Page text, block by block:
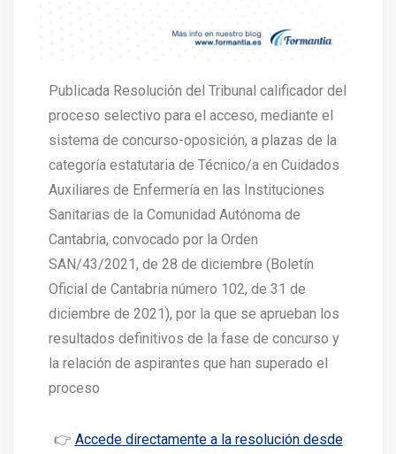
Publicada Resolución del Tribunal calificador del
proceso selectivo para el acceso, mediante el
sistema de concurso-oposición, a plazas de la
categoría estatutaria de Técnico/a en Cuidados
Auxiliares de Enfermería en las Instituciones
Sanitarias de la Comunidad Autónoma de
Cantabria, convocado por la Orden
SAN/43/2021, de 28 de diciembre (Boletín
Oficial de Cantabria número 102, de 31 de
diciembre de 2021), por la que se aprueban los
resultados definitivos de la fase de concurso y
la relación de aspirantes que han superado el
proceso
👉 Accede directamente a la resolución desde